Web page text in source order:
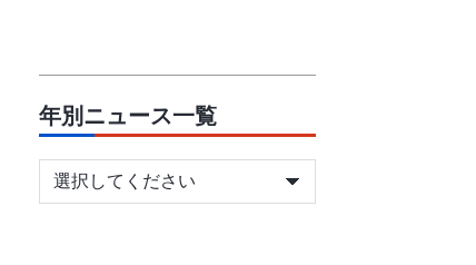
年別ニュース一覧